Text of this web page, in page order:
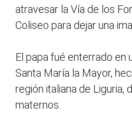
atravesar la Vía de los
Coliseo para dejar una
El papa fué enterrado en
Santa María la Mayor,
región italiana de Liguria,
maternos.